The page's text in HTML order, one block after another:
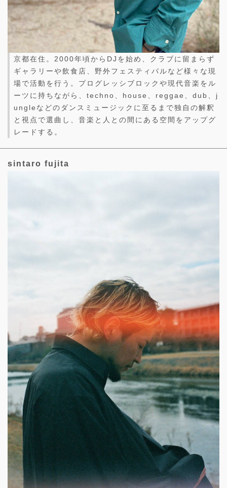
京都在住。2000年頃からDJを始め、クラブに留まらず
ギャラリーや飲食店、野外フェスティバルなど様々な現
場で活動を行う。プログレッシブロックや現代音楽をル
ーツに持ちながら、techno、house、reggae、dub、j
ungleなどのダンスミュージックに至るまで独自の解釈
と視点で選曲し、音楽と人との間にある空間をアップグ
レードする。
sintaro fujita